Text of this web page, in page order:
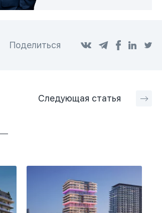
Поделиться
Следующая статья